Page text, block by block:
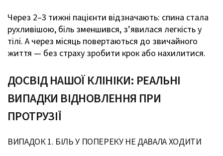
Через 2–3 тижні пацієнти відзначають: спина стала
рухливішою, біль зменшився, з’явилася легкість у
тілі. А через місяць повертаються до звичайного
життя — без страху зробити крок або нахилитися.
ДОСВІД НАШОЇ КЛІНІКИ: РЕАЛЬНІ
ВИПАДКИ ВІДНОВЛЕННЯ ПРИ
ПРОТРУЗІЇ
ВИПАДОК 1. БІЛЬ У ПОПЕРЕКУ НЕ ДАВАЛА ХОДИТИ